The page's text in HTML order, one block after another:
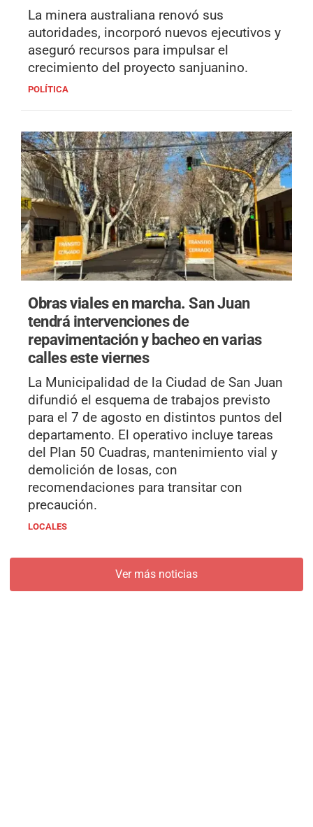
La minera australiana renovó sus
autoridades, incorporó nuevos ejecutivos y
aseguró recursos para impulsar el
crecimiento del proyecto sanjuanino.
POLÍTICA
Obras viales en marcha.San Juan
tendrá intervenciones de
repavimentación y bacheo en varias
calles este viernes
La Municipalidad de la Ciudad de San Juan
difundió el esquema de trabajos previsto
para el 7 de agosto en distintos puntos del
departamento. El operativo incluye tareas
del Plan 50 Cuadras, mantenimiento vial y
demolición de losas, con
recomendaciones para transitar con
precaución.
LOCALES
Ver más noticias